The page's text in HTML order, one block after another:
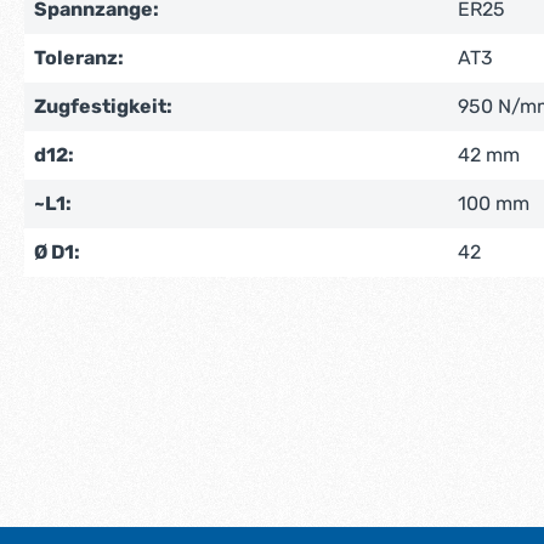
Spannzange: ER25
Toleranz: AT3
Zugfestigkeit: 950 N/
d12: 42 mm
~L1: 100 mm
Ø D1: 42